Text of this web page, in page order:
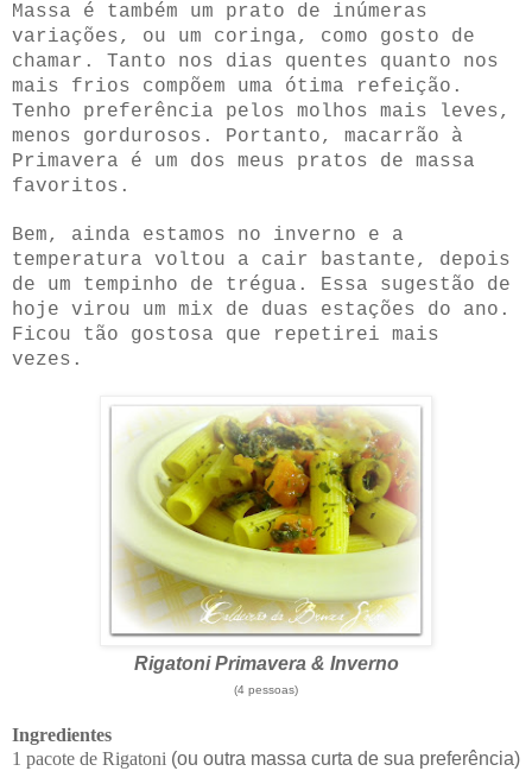
Massa é também um prato de inúmeras
variações, ou um coringa, como gosto de
chamar. Tanto nos dias quentes quanto nos
mais frios compõem uma ótima refeição.
Tenho preferência pelos molhos mais leves,
menos gordurosos. Portanto, macarrão à
Primavera é um dos meus pratos de massa
favoritos.
Bem, ainda estamos no inverno e a
temperatura voltou a cair bastante, depois
de um tempinho de trégua. Essa sugestão de
hoje virou um mix de duas estações do ano.
Ficou tão gostosa que repetirei mais
vezes.
Rigatoni Primavera & Inverno
(4 pessoas)
Ingredientes
1 pacote de Rigatoni ( ou outra massa curta de sua preferência)